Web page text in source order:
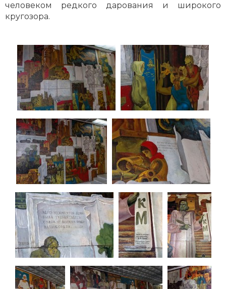
человеком редкого дарования и широкого
кругозора.